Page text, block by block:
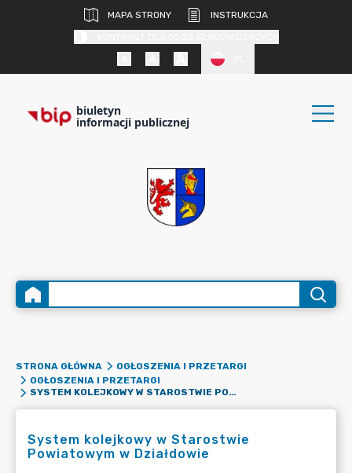
MAPA STRONY
INSTRUKCJA
biuletyn
informacji publicznej
STRONA GŁÓWNA
OGŁOSZENIA I PRZETARGI
OGŁOSZENIA I PRZETARGI
SYSTEM KOLEJKOWY W STAROSTWIE POWIATOWYM W DZIAŁDOWIE
System kolejkowy w Starostwie
Powiatowym w Działdowie